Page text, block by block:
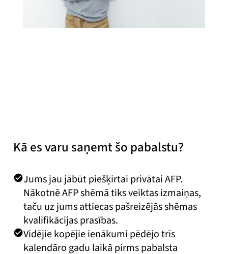
Kā es varu saņemt šo pabalstu?
Jums jau jābūt piešķirtai privātai AFP.
Nākotnē AFP shēmā tiks veiktas izmaiņas,
taču uz jums attiecas pašreizējās shēmas
kvalifikācijas prasības.
Vidējie kopējie ienākumi pēdējo trīs
kalendāro gadu laikā pirms pabalsta